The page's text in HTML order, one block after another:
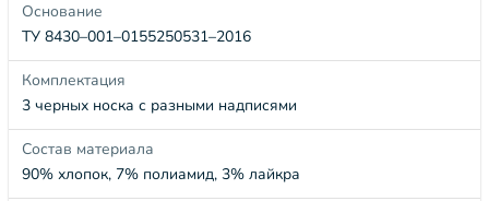
Основание
ТУ 8430–001–0155250531–2016
Комплектация
3 черных носка с разными надписями
Состав материала
90% хлопок, 7% полиамид, 3% лайкра